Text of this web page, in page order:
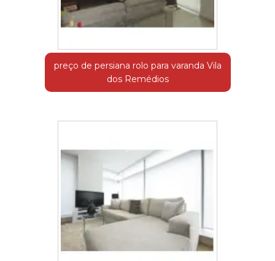
preço de persiana rolo para varanda Vila
dos Remédios